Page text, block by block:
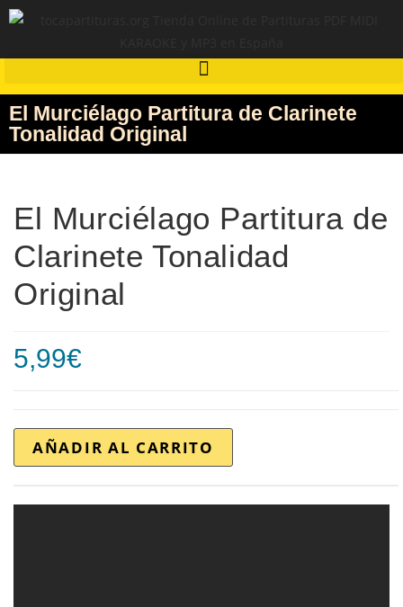
El Murciélago Partitura de Clarinete
Tonalidad Original
El Murciélago Partitura de
Clarinete Tonalidad
Original
5,99€
AÑADIR AL CARRITO